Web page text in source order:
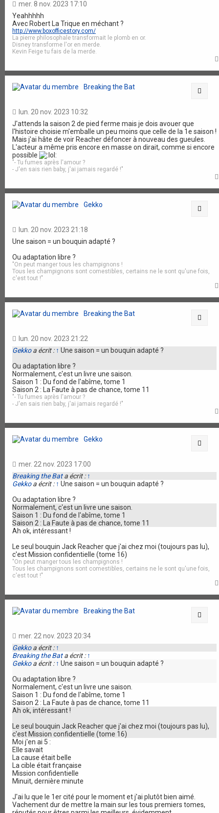
mer. 8 nov. 2023 17:10
Yeahhhhh
Avec Robert La Trique en méchant ?
http://www.boxofficestory.com/
La pierre philosophale transformait le plomb en or.
Disney transforme l'or en merde.
Kevin Feige tu fais de la merde.
Breaking the Bat
lun. 20 nov. 2023 10:32
J'attends la saison 2 de pied ferme mais je dois avouer que
l'histoire choisie m'emballe un peu moins que celle de la 1e saison !
Mais j'ai hâte de voir Reacher défoncer à nouveau des gueules.
L'acteur a même pris encore en masse on dirait, comme si encore
possible
"- Tu fumes après l'amour ?
- J'en sais rien baby, j'ai jamais regardé !"
Gekko
lun. 20 nov. 2023 21:18
Une saison = un bouquin adapté ?
Ou adaptation libre ?
"On peut manger tous les champignons !
Tous les champignons sont comestibles, certains ne le sont qu'une fois,
c'est tout !"
Breaking the Bat
lun. 20 nov. 2023 21:22
Gekkoa écrit : ↑ Une saison = un bouquin adapté ?
Ou adaptation libre ?
Normalement, c'est un livre une saison.
Saison 1 : Du fond de l'abîme, tome 1
Saison 2 : La Faute à pas de chance, tome 11
"- Tu fumes après l'amour ?
- J'en sais rien baby, j'ai jamais regardé !"
Gekko
mer. 22 nov. 2023 17:00
Breaking the Bata écrit : ↑
Gekkoa écrit : ↑ Une saison = un bouquin adapté ?
Ou adaptation libre ?
Normalement, c'est un livre une saison.
Saison 1 : Du fond de l'abîme, tome 1
Saison 2 : La Faute à pas de chance, tome 11
Ah ok, intéressant !
Le seul bouquin Jack Reacher que j'ai chez moi (toujours pas lu),
c'est Mission confidentielle (tome 16)
"On peut manger tous les champignons !
Tous les champignons sont comestibles, certains ne le sont qu'une fois,
c'est tout !"
Breaking the Bat
mer. 22 nov. 2023 20:34
Gekkoa écrit : ↑
Breaking the Bata écrit : ↑
Gekkoa écrit : ↑ Une saison = un bouquin adapté ?
Ou adaptation libre ?
Normalement, c'est un livre une saison.
Saison 1 : Du fond de l'abîme, tome 1
Saison 2 : La Faute à pas de chance, tome 11
Ah ok, intéressant !
Le seul bouquin Jack Reacher que j'ai chez moi (toujours pas lu),
c'est Mission confidentielle (tome 16)
Moi j'en ai 5 :
Elle savait
La cause était belle
La cible était française
Mission confidentielle
Minuit, dernière minute
J'ai lu que le 1er cité pour le moment et j'ai plutôt bien aimé.
Vachement dur de mettre la main sur les tous premiers tomes,